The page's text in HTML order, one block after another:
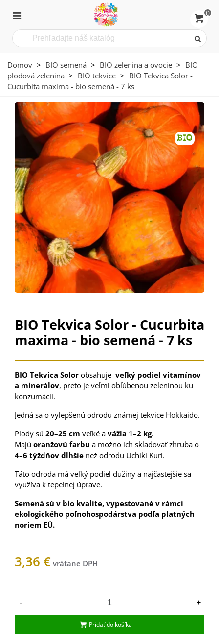
0
Domov > BIO semená > BIO zelenina a ovocie > BIO
plodová zelenina > BIO tekvice > BIO Tekvica Solor -
Cucurbita maxima - bio semená - 7 ks
BIO
BIO Tekvica Solor - Cucurbita
maxima - bio semená - 7 ks
BIO Tekvica Solor obsahuje veľký podiel vitamínov
a minerálov, preto je veľmi obľúbenou zeleninou ku
konzumácii.
Jedná sa o vylepšenú odrodu známej tekvice Hokkaido.
Plody sú 20–25 cm veľké a vážia 1–2 kg.
Majú oranžovú farbu a možno ich skladovať zhruba o
4–6 týždňov dlhšie než odrodu Uchiki Kuri.
Táto odroda má veľký podiel dužiny a najčastejšie sa
využíva k tepelnej úprave.
Semená sú v bio kvalite, vypestované v rámci
ekologického poľnohospodárstva podľa platných
noriem EÚ.
3,36 €
- +
Pridať do košíka